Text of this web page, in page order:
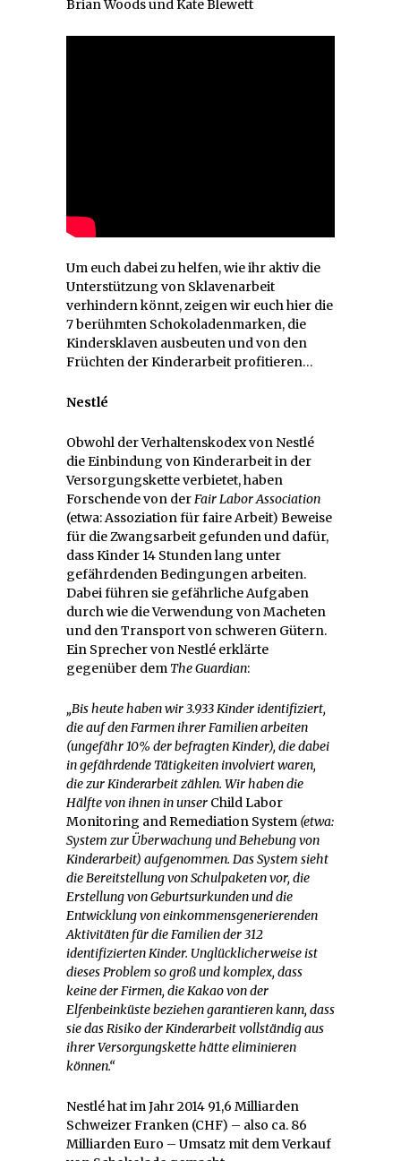
Brian Woods und Kate Blewett
Um euch dabei zu helfen, wie ihr aktiv die
Unterstützung von Sklavenarbeit
verhindern könnt, zeigen wir euch hier die
7 berühmten Schokoladenmarken, die
Kindersklaven ausbeuten und von den
Früchten der Kinderarbeit profitieren…
Nestlé
Obwohl der Verhaltenskodex von Nestlé
die Einbindung von Kinderarbeit in der
Versorgungskette verbietet, haben
Forschende von derFair Labor Association
(etwa: Assoziation für faire Arbeit) Beweise
für die Zwangsarbeit gefunden und dafür,
dass Kinder 14 Stunden lang unter
gefährdenden Bedingungen arbeiten.
Dabei führen sie gefährliche Aufgaben
durch wie die Verwendung von Macheten
und den Transport von schweren Gütern.
Ein Sprecher von Nestlé erklärte
gegenüber dem The Guardian:
„Bis heute haben wir 3.933 Kinder identifiziert,
die auf den Farmen ihrer Familien arbeiten
(ungefähr 10% der befragten Kinder), die dabei
in gefährdende Tätigkeiten involviert waren,
die zur Kinderarbeit zählen. Wir haben die
Hälfte von ihnen in unser Child Labor
Monitoring and Remediation System (etwa:
System zur Überwachung und Behebung von
Kinderarbeit) aufgenommen. Das System sieht
die Bereitstellung von Schulpaketen vor, die
Erstellung von Geburtsurkunden und die
Entwicklung von einkommensgenerierenden
Aktivitäten für die Familien der 312
identifizierten Kinder. Unglücklicherweise ist
dieses Problem so groß und komplex, dass
keine der Firmen, die Kakao von der
Elfenbeinküste beziehen garantieren kann, dass
sie das Risiko der Kinderarbeit vollständig aus
ihrer Versorgungskette hätte eliminieren
können.“
Nestlé hat im Jahr 2014 91,6 Milliarden
Schweizer Franken (CHF) – also ca. 86
Milliarden Euro – Umsatz mit dem Verkauf